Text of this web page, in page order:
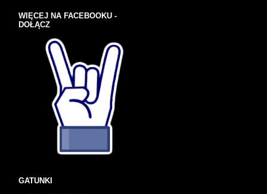
WIĘCEJ NA FACEBOOKU -
DOŁĄCZ
GATUNKI